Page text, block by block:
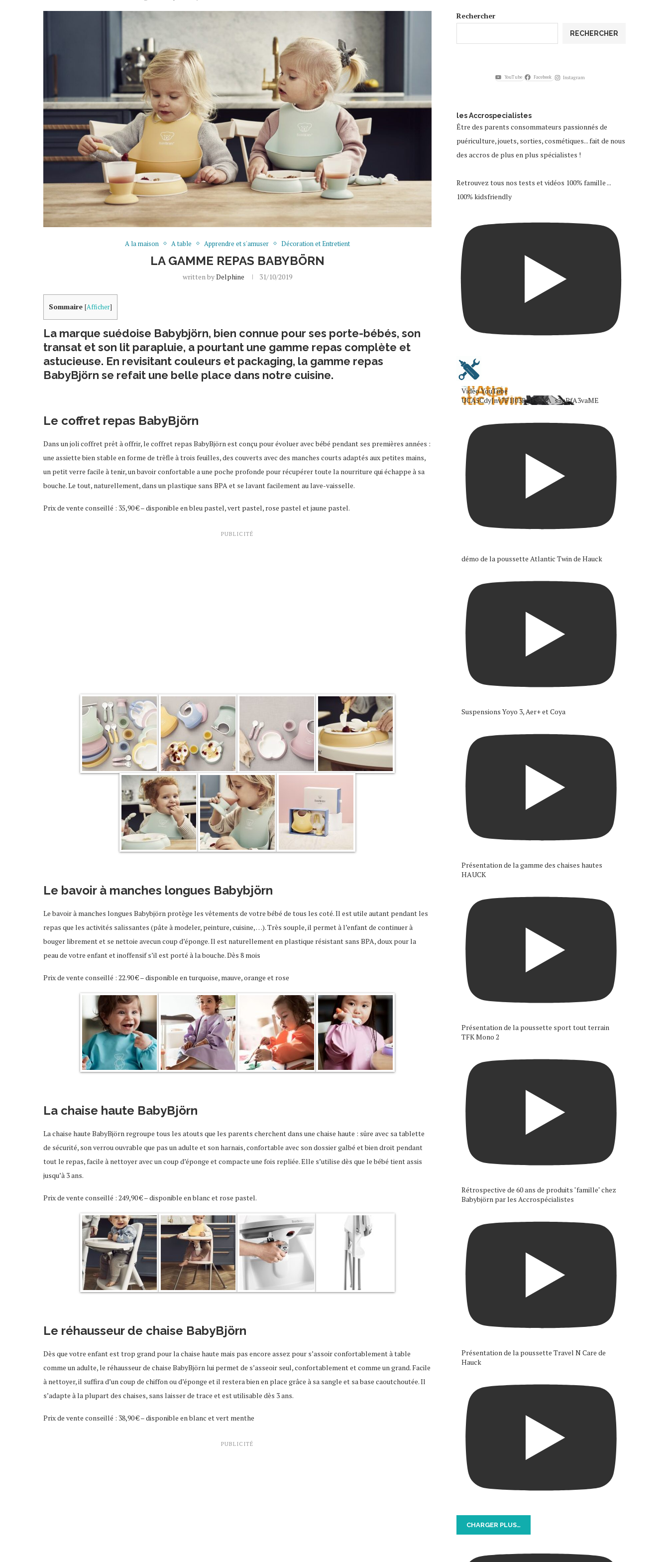
A la maison A table Apprendre et s'amuser Décoration et Entretient
LA GAMME REPAS BABYBÖRN
written byDelphine 31/10/2019
Sommaire [Afficher]
La marque suédoise Babybjörn, bien connue pour ses porte-bébés, son
transat et son lit parapluie, a pourtant une gamme repas complète et
astucieuse. En revisitant couleurs et packaging, la gamme repas
BabyBjörn se refait une belle place dans notre cuisine.
Le coffret repas BabyBjörn
Dans un joli coffret prêt à offrir, le coffret repas BabyBjörn est conçu pour évoluer avec bébé pendant ses premières années :
une assiette bien stable en forme de trèfle à trois feuilles, des couverts avec des manches courts adaptés aux petites mains,
un petit verre facile à tenir, un bavoir confortable a une poche profonde pour récupérer toute la nourriture qui échappe à sa
bouche. Le tout, naturellement, dans un plastique sans BPA et se lavant facilement au lave-vaisselle.
Prix de vente conseillé : 35,90 € – disponible en bleu pastel, vert pastel, rose pastel et jaune pastel.
PUBLICITÉ
Le bavoir à manches longues Babybjörn
Le bavoir à manches longues Babybjörn protège les vêtements de votre bébé de tous les coté. Il est utile autant pendant les
repas que les activités salissantes (pâte à modeler, peinture, cuisine, …). Très souple, il permet à l’enfant de continuer à
bouger librement et se nettoie avecun coup d’éponge. Il est naturellement en plastique résistant sans BPA, doux pour la
peau de votre enfant et inoffensif s’il est porté à la bouche. Dès 8 mois
Prix de vente conseillé : 22.90 € – disponible en turquoise, mauve, orange et rose
La chaise haute BabyBjörn
La chaise haute BabyBjörn regroupe tous les atouts que les parents cherchent dans une chaise haute : sûre avec sa tablette
de sécurité, son verrou ouvrable que pas un adulte et son harnais, confortable avec son dossier galbé et bien droit pendant
tout le repas, facile à nettoyer avec un coup d’éponge et compacte une fois repliée. Elle s’utilise dès que le bébé tient assis
jusqu’à 3 ans.
Prix de vente conseillé : 249,90 € – disponible en blanc et rose pastel.
Le réhausseur de chaise BabyBjörn
Dès que votre enfant est trop grand pour la chaise haute mais pas encore assez pour s’assoir confortablement à table
comme un adulte, le réhausseur de chaise BabyBjörn lui permet de s’asseoir seul, confortablement et comme un grand. Facile
à nettoyer, il suffira d’un coup de chiffon ou d’éponge et il restera bien en place grâce à sa sangle et sa base caoutchoutée. Il
s’adapte à la plupart des chaises, sans laisser de trace et est utilisable dès 3 ans.
Prix de vente conseillé : 38,90 € – disponible en blanc et vert menthe
PUBLICITÉ
Rechercher
RECHERCHER
YouTube Facebook Instagram
les Accrospecialistes
Être des parents consommateurs passionnés de
puériculture, jouets, sorties, cosmétiques... fait de nous
des accros de plus en plus spécialistes !
Retrouvez tous nos tests et vidéos 100% famille ...
100% kidsfriendly
Vidéo YouTube
UCA5CdyJnv7F1J03R_D90iYA_s3nPfA3vaME
démo de la poussette Atlantic Twin de Hauck
Suspensions Yoyo 3, Aer+ et Coya
Présentation de la gamme des chaises hautes
HAUCK
Présentation de la poussette sport tout terrain
TFK Mono 2
Rétrospective de 60 ans de produits "famille" chez
Babybjörn par les Accrospécialistes
Présentation de la poussette Travel N Care de
Hauck
CHARGER PLUS…